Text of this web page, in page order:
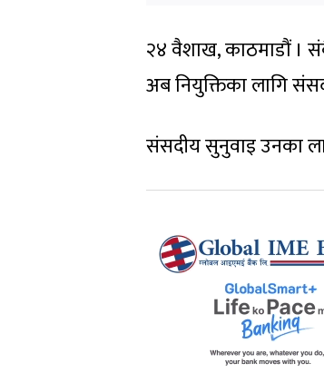
२४ वैशाख, काठमाडौं ।
अब नियुक्तिका लागि
संसदीय सुनुवाइ उनका